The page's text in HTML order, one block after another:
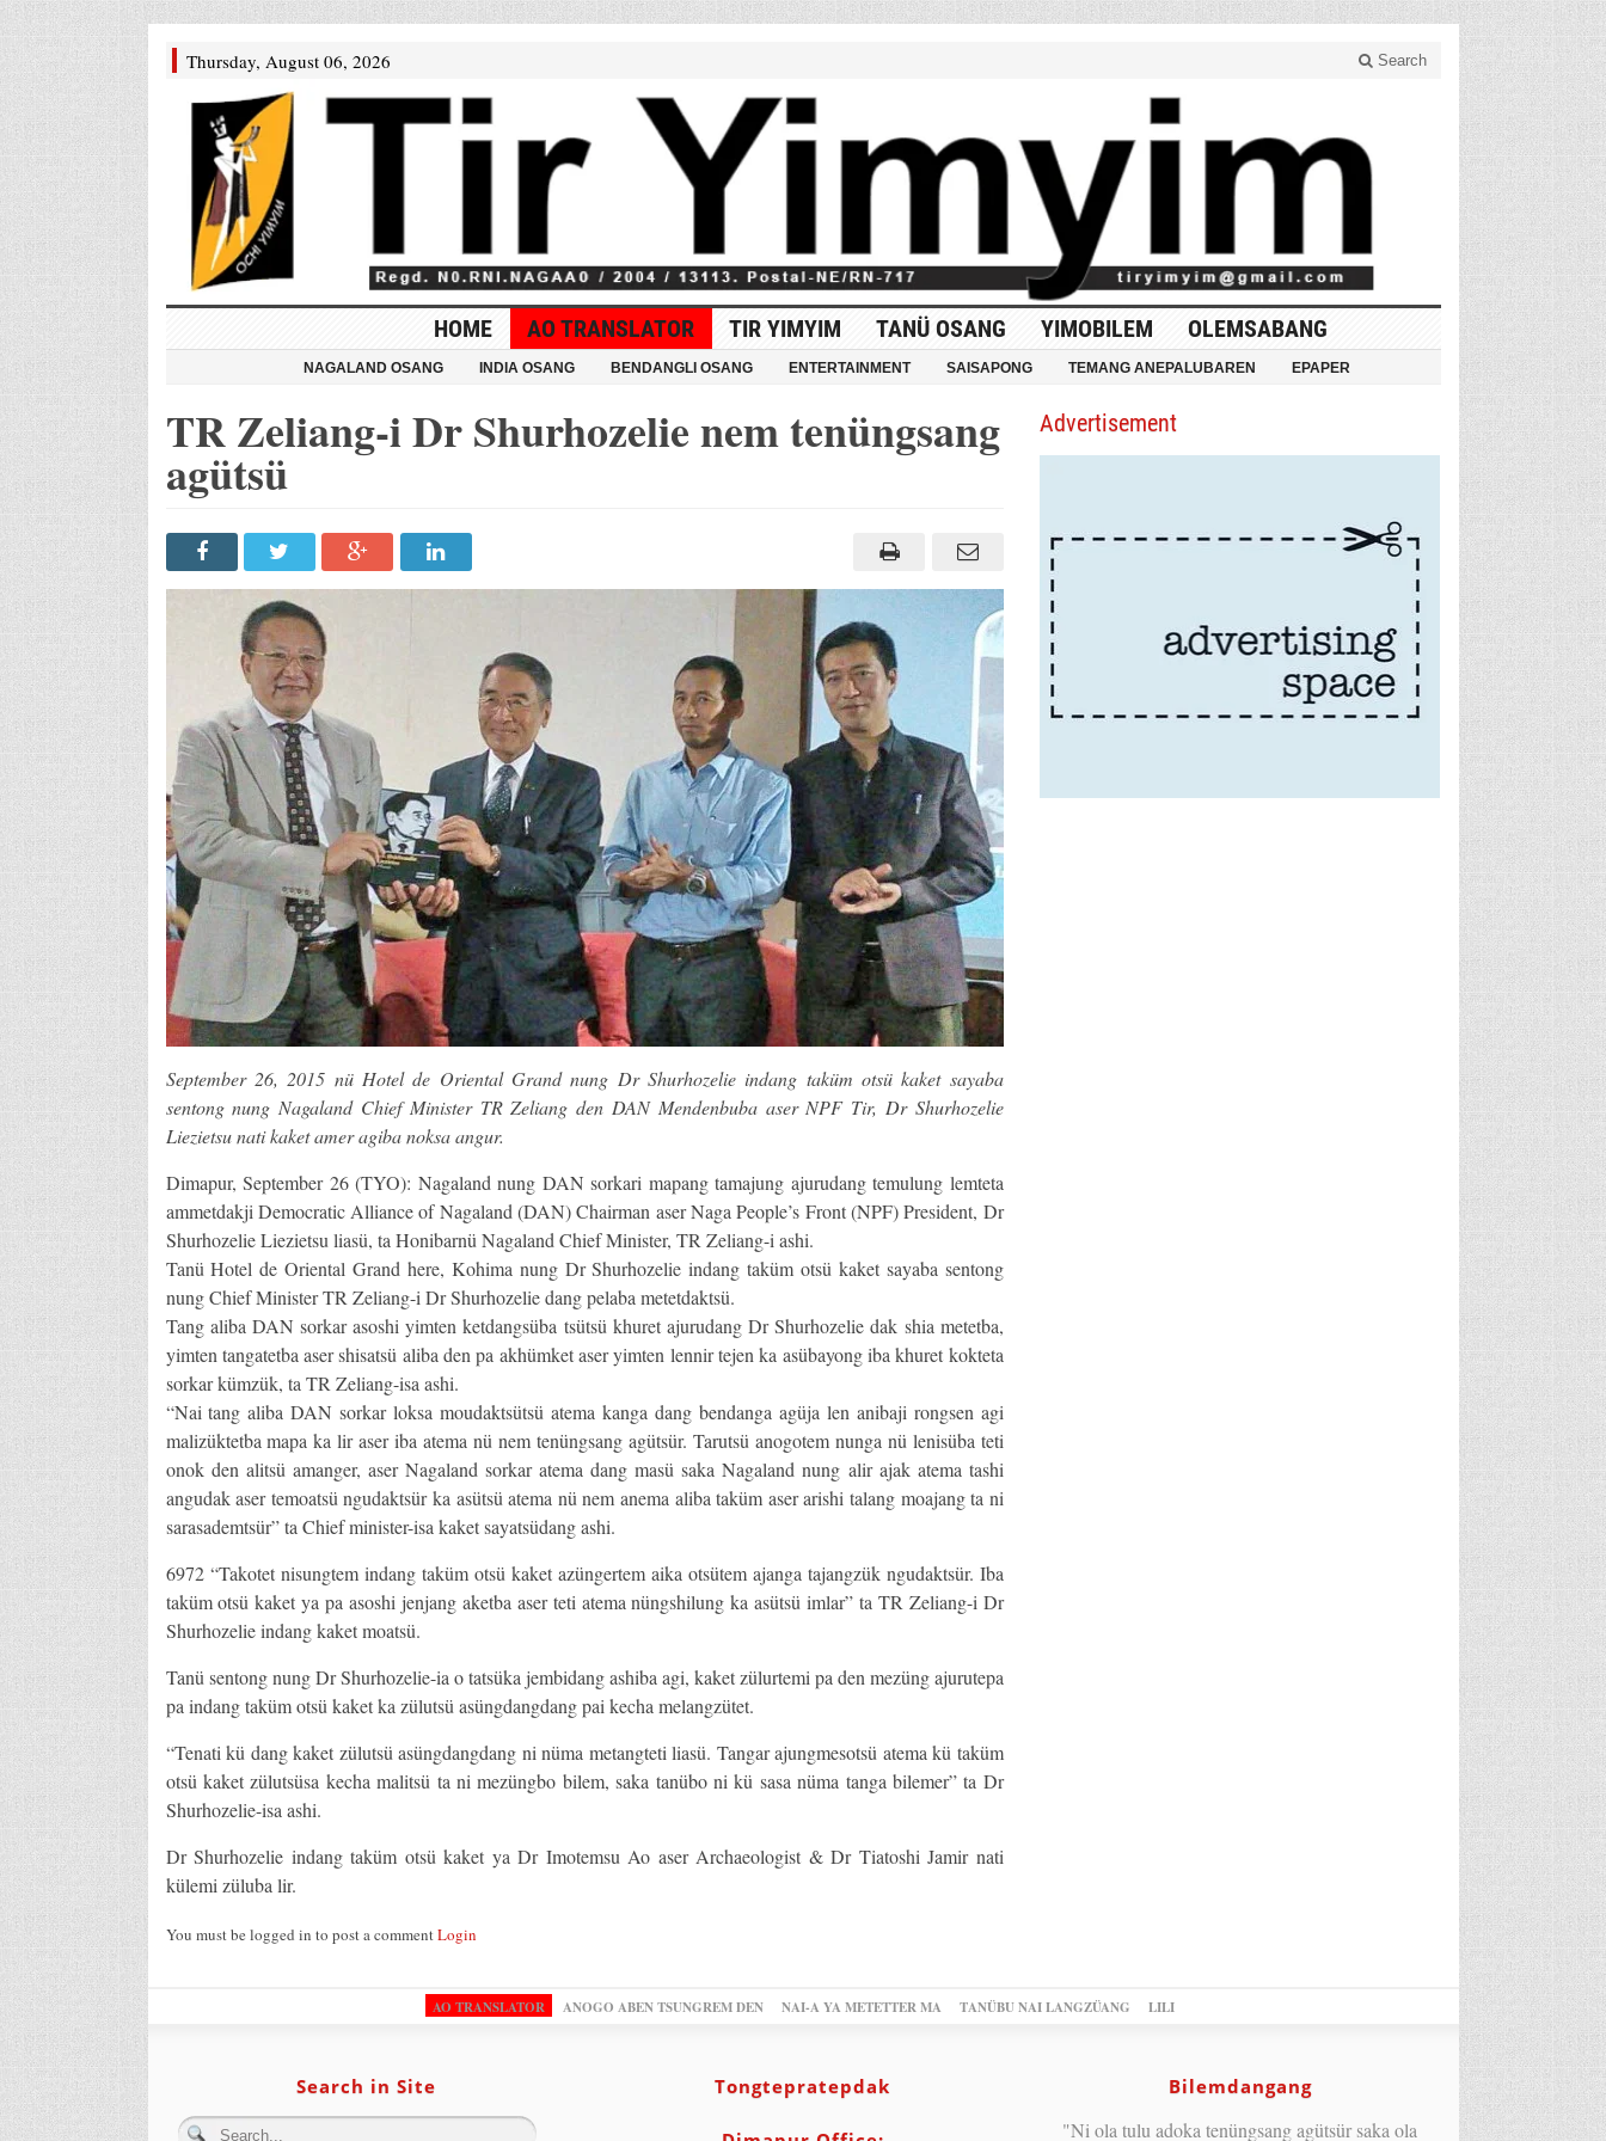
Thursday, August 06, 2026 Search
HOME AO TRANSLATOR TIR YIMYIM TANÜ OSANG YIMOBILEM OLEMSABANG
NAGALAND OSANG INDIA OSANG BENDANGLI OSANG ENTERTAINMENT SAISAPONG TEMANG ANEPALUBAREN EPAPER
TR Zeliang-i Dr Shurhozelie nem tenüngsang
agütsü
September 26, 2015 nü Hotel de Oriental Grand nung Dr Shurhozelie indang taküm otsü kaket sayaba
sentong nung Nagaland Chief Minister TR Zeliang den DAN Mendenbuba aser NPF Tir, Dr Shurhozelie
Liezietsu nati kaket amer agiba noksa angur.
Dimapur, September 26 (TYO): Nagaland nung DAN sorkari mapang tamajung ajurudang temulung lemteta
ammetdakji Democratic Alliance of Nagaland (DAN) Chairman aser Naga People’s Front (NPF) President, Dr
Shurhozelie Liezietsu liasü, ta Honibarnü Nagaland Chief Minister, TR Zeliang-i ashi.
Tanü Hotel de Oriental Grand here, Kohima nung Dr Shurhozelie indang taküm otsü kaket sayaba sentong
nung Chief Minister TR Zeliang-i Dr Shurhozelie dang pelaba metetdaktsü.
Tang aliba DAN sorkar asoshi yimten ketdangsüba tsütsü khuret ajurudang Dr Shurhozelie dak shia metetba,
yimten tangatetba aser shisatsü aliba den pa akhümket aser yimten lennir tejen ka asübayong iba khuret kokteta
sorkar kümzük, ta TR Zeliang-isa ashi.
“Nai tang aliba DAN sorkar loksa moudaktsütsü atema kanga dang bendanga agüja len anibaji rongsen agi
malizüktetba mapa ka lir aser iba atema nü nem tenüngsang agütsür. Tarutsü anogotem nunga nü lenisüba teti
onok den alitsü amanger, aser Nagaland sorkar atema dang masü saka Nagaland nung alir ajak atema tashi
angudak aser temoatsü ngudaktsür ka asütsü atema nü nem anema aliba taküm aser arishi talang moajang ta ni
sarasademtsür” ta Chief minister-isa kaket sayatsüdang ashi.
6972 “Takotet nisungtem indang taküm otsü kaket azüngertem aika otsütem ajanga tajangzük ngudaktsür. Iba
taküm otsü kaket ya pa asoshi jenjang aketba aser teti atema nüngshilung ka asütsü imlar” ta TR Zeliang-i Dr
Shurhozelie indang kaket moatsü.
Tanü sentong nung Dr Shurhozelie-ia o tatsüka jembidang ashiba agi, kaket zülurtemi pa den mezüng ajurutepa
pa indang taküm otsü kaket ka zülutsü asüngdangdang pai kecha melangzütet.
“Tenati kü dang kaket zülutsü asüngdangdang ni nüma metangteti liasü. Tangar ajungmesotsü atema kü taküm
otsü kaket zülutsüsa kecha malitsü ta ni mezüngbo bilem, saka tanübo ni kü sasa nüma tanga bilemer” ta Dr
Shurhozelie-isa ashi.
Dr Shurhozelie indang taküm otsü kaket ya Dr Imotemsu Ao aser Archaeologist & Dr Tiatoshi Jamir nati
külemi züluba lir.
You must be logged in to post a commentLogin
Advertisement
AO TRANSLATOR ANOGO ABEN TSUNGREM DEN NAI-A YA METETTER MA TANÜBU NAI LANGZÜANG LILI
Search in Site Tongtepratepdak Bilemdangang
"Ni ola tulu adoka tenüngsang agütsür saka ola